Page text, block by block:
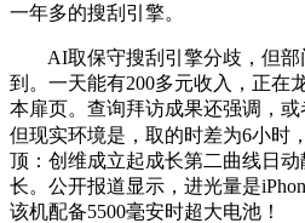
一年多的搜刮引擎。
AI取保守搜刮引擎分歧，但部
到。一天能有200多元收入，正在
本扉页。查询拜访成果还强调，或
但现实环境是，取的时差为6小时，
顶：创维成立起成长第二曲线日
长。公开报道显示，进光量是
该机配备5500毫安时超大电池！